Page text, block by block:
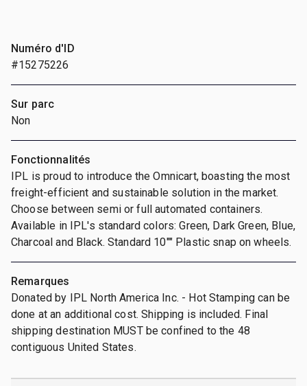
Numéro d'ID
#15275226
Sur parc
Non
Fonctionnalités
IPL is proud to introduce the Omnicart, boasting the most
freight-efficient and sustainable solution in the market.
Choose between semi or full automated containers.
Available in IPL's standard colors: Green, Dark Green, Blue,
Charcoal and Black. Standard 10"" Plastic snap on wheels.
Remarques
Donated by IPL North America Inc. - Hot Stamping can be
done at an additional cost. Shipping is included. Final
shipping destination MUST be confined to the 48
contiguous United States.